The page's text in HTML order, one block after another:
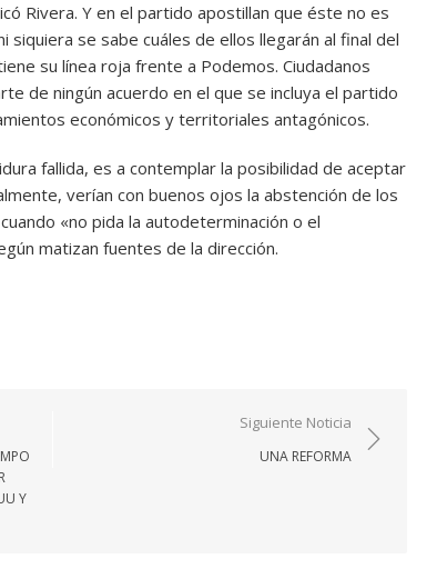
Rivera. Y en el partido apostillan que éste no es
se sabe cuáles de ellos llegarán al final del
su línea roja frente a Podemos. Ciudadanos
de ningún acuerdo en el que se incluya el partido
económicos y territoriales antagónicos.
fallida, es a contemplar la posibilidad de aceptar
verían con buenos ojos la abstención de los
«no pida la autodeterminación o el
matizan fuentes de la dirección.
Y
Siguiente Noticia
UNA REFORMA